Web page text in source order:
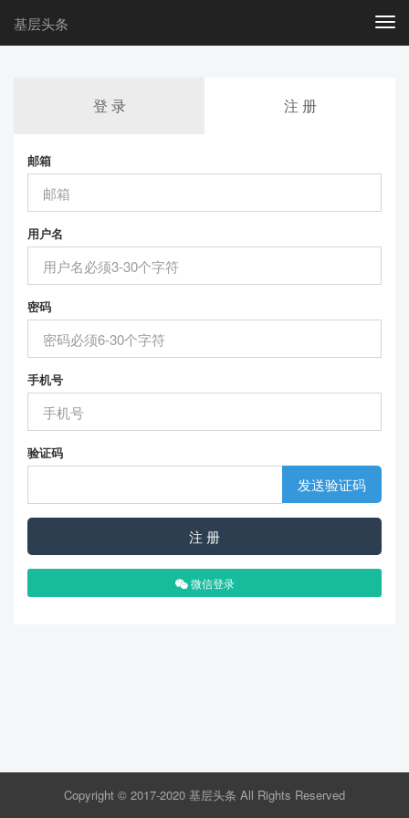
基层头条
登 录 注 册
邮箱
用户名
密码
手机号
验证码
发送验证码
注 册
微信登录
Copyright © 2017-2020 基层头条 All Rights Reserved